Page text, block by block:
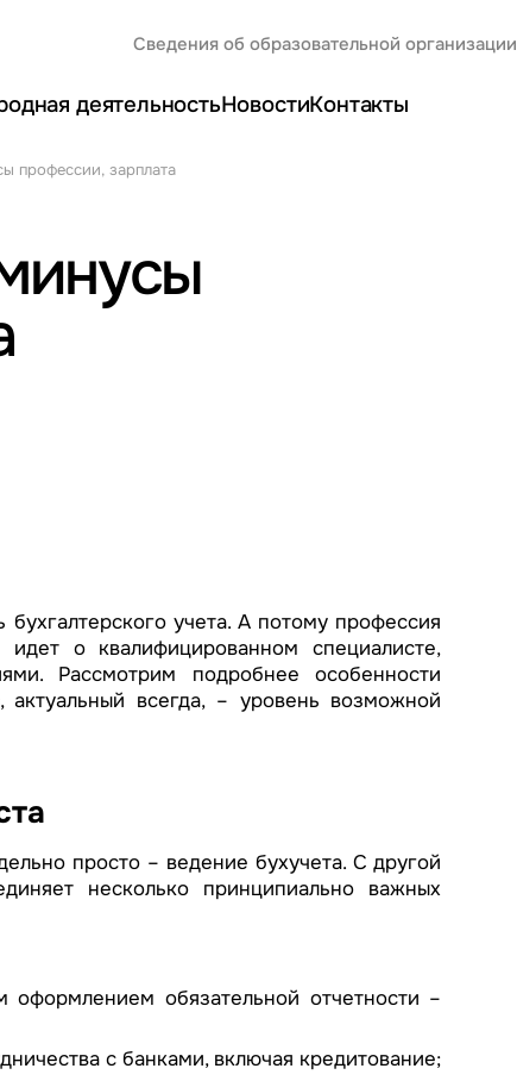
Сведения об образовательной организации
деятельностьНовостиКонтакты
профессии, зарплата
учета. А потому профессия
о квалифицированном специалисте,
Рассмотрим подробнее особенности
всегда, – уровень возможной
просто – ведение бухучета. С другой
несколько принципиально важных
обязательной отчетности –
с банками, включая кредитование;